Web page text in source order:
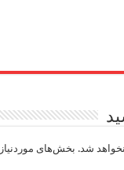
شد. بخش‌های